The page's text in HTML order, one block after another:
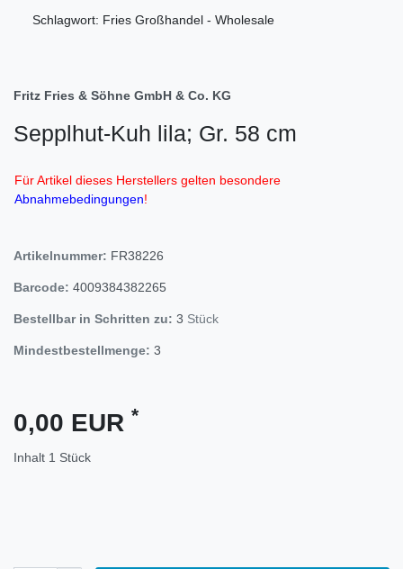
Schlagwort: Fries Großhandel - Wholesale
Fritz Fries & Söhne GmbH & Co. KG
Sepplhut-Kuh lila; Gr. 58 cm
Für Artikel dieses Herstellers gelten besondere
Abnahmebedingungen!
Artikelnummer: FR38226
Barcode: 4009384382265
Bestellbar in Schritten zu: 3 Stück
Mindestbestellmenge: 3
0,00 EUR *
Inhalt 1 Stück